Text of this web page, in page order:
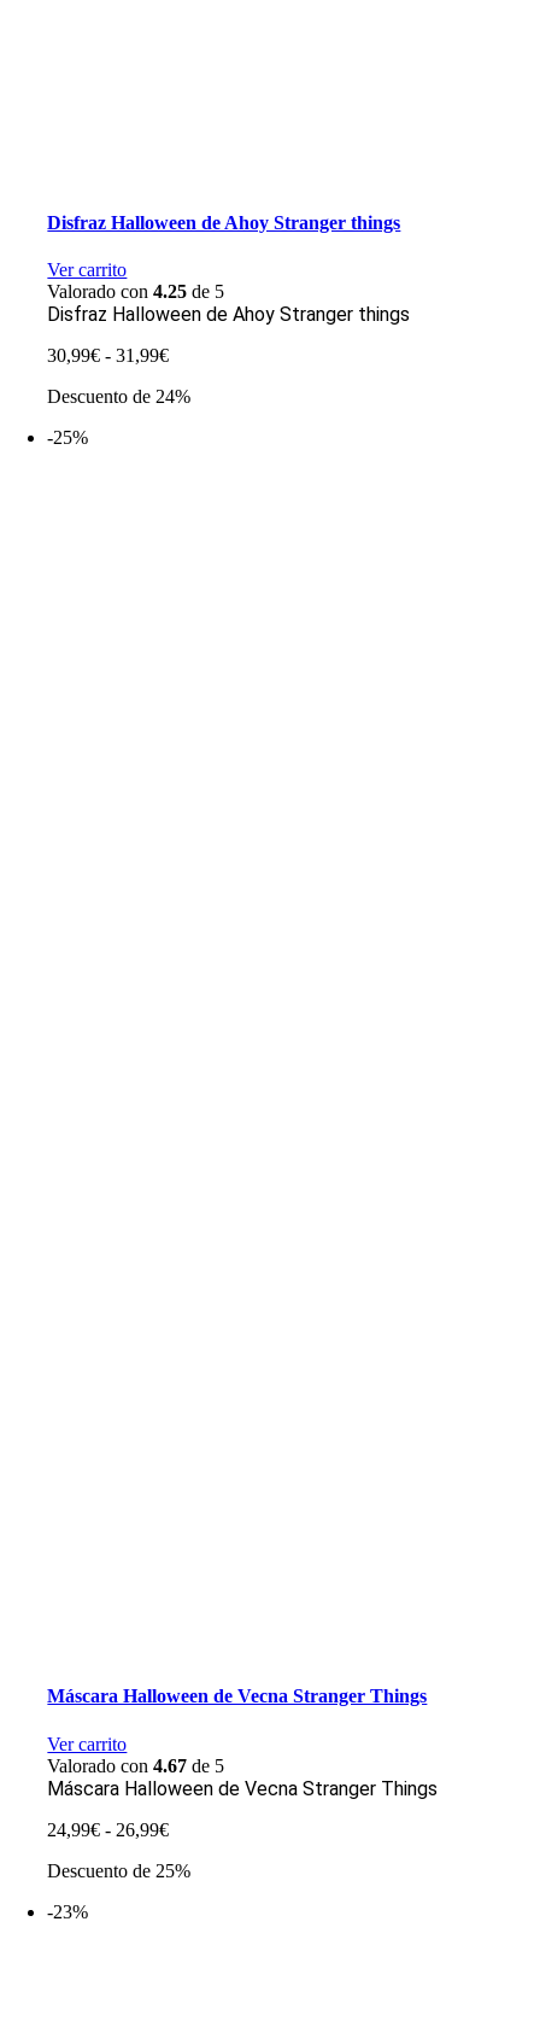
Disfraz Halloween de Ahoy Stranger things
Ver carrito
Valorado con4.25 de 5
Disfraz Halloween de Ahoy Stranger things
30,99€ - 31,99€Rango
precios:
Descuento de 24%
-25%
Máscara Halloween de Vecna Stranger Things
Ver carrito
Valorado con4.67 de 5
Máscara Halloween de Vecna Stranger Things
24,99€ - 26,99€Rango
precios:
Descuento de 25%
-23%